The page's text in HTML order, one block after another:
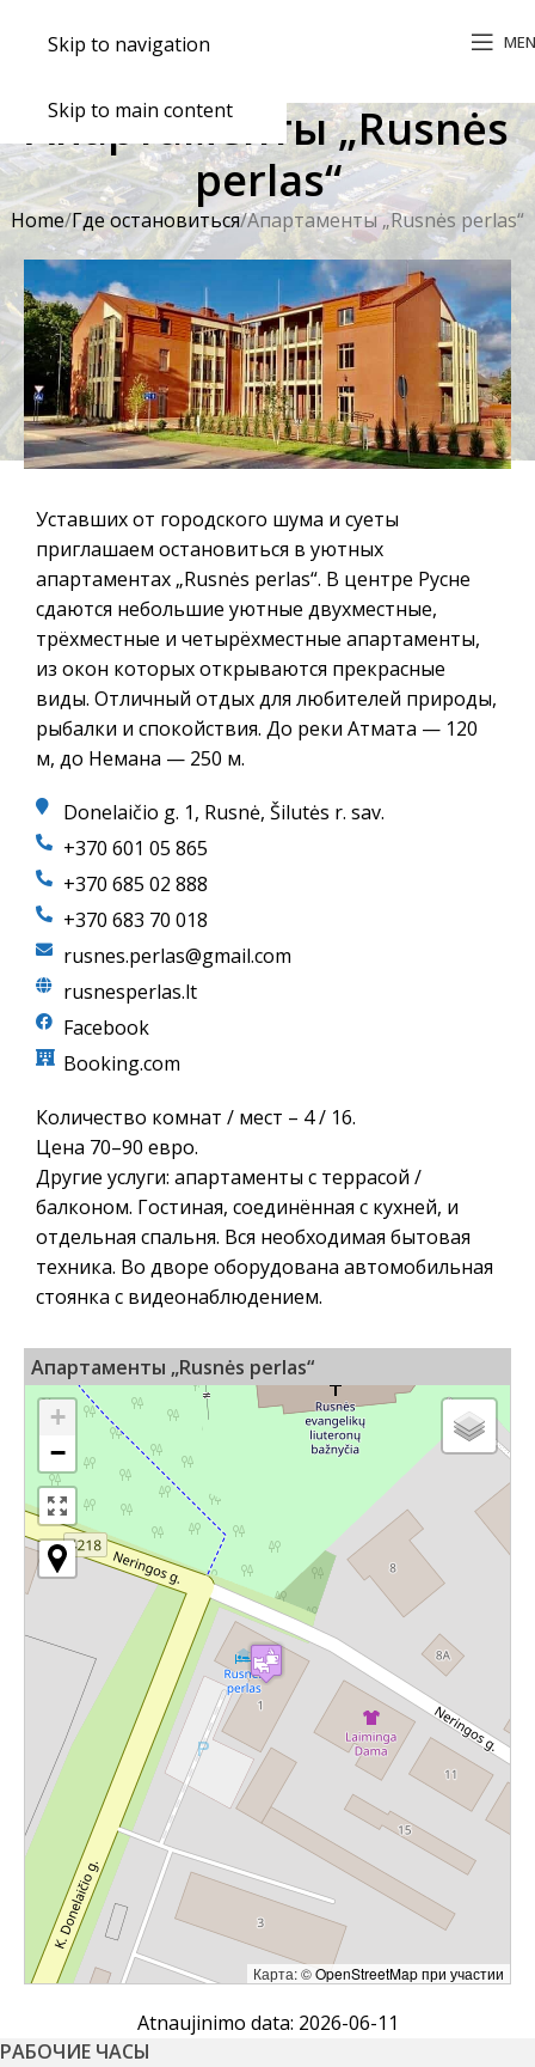
Skip to navigation
Skip to main content
Апартаменты „Rusnės
perlas“
Home Где остановиться Апартаменты „Rusnės perlas“
Уставших от городского шума и суеты
приглашаем остановиться в уютных
апартаментах „Rusnės perlas“. В центре Русне
сдаются небольшие уютные двухместные,
трёхместные и четырёхместные апартаменты,
из окон которых открываются прекрасные
виды. Отличный отдых для любителей природы,
рыбалки и спокойствия. До реки Атмата — 120
м, до Немана — 250 м.
Donelaičio g. 1, Rusnė, Šilutės r. sav.
+370 601 05 865
+370 685 02 888
+370 683 70 018
rusnes.perlas@gmail.com
rusnesperlas.lt
Facebook
Booking.com
Количество комнат / мест – 4 / 16.
Цена 70–90 евро.
Другие услуги: апартаменты с террасой /
балконом. Гостиная, соединённая с кухней, и
отдельная спальня. Вся необходимая бытовая
техника. Во дворе оборудована автомобильная
стоянка с видеонаблюдением.
Апартаменты „Rusnės perlas“
+
−
Карта: ©OpenStreetMap при участии
Atnaujinimo data: 2026-06-11
РАБОЧИЕ ЧАСЫ